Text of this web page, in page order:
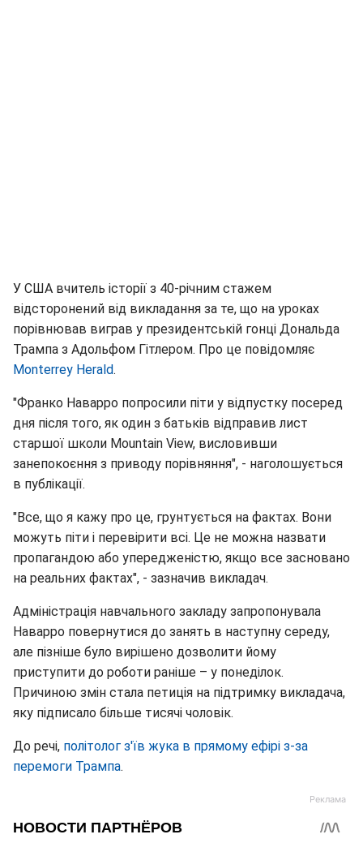
У США вчитель історії з 40-річним стажем
відсторонений від викладання за те, що на уроках
порівнював виграв у президентській гонці Дональда
Трампа з Адольфом Гітлером. Про це повідомляє
Monterrey Herald.
"Франко Наварро попросили піти у відпустку посеред
дня після того, як один з батьків відправив лист
старшої школи Mountain View, висловивши
занепокоєння з приводу порівняння", - наголошується
в публікації.
"Все, що я кажу про це, грунтується на фактах. Вони
можуть піти і перевірити всі. Це не можна назвати
пропагандою або упередженістю, якщо все засновано
на реальних фактах", - зазначив викладач.
Адміністрація навчального закладу запропонувала
Наварро повернутися до занять в наступну середу,
але пізніше було вирішено дозволити йому
приступити до роботи раніше – у понеділок.
Причиною змін стала петиція на підтримку викладача,
яку підписало більше тисячі чоловік.
До речі, політолог з'їв жука в прямому ефірі з-за
перемоги Трампа.